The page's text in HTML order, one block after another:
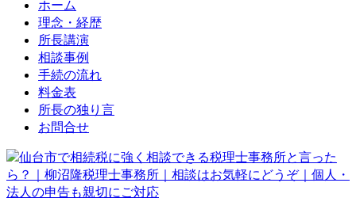
ホーム
理念・経歴
所長講演
相談事例
手続の流れ
料金表
所長の独り言
お問合せ